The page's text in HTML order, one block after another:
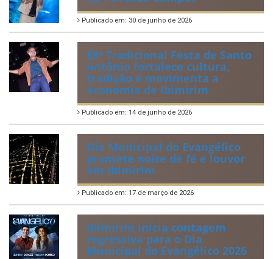
Publicado em: 30 de junho de 2026
88ª Tradicional Festa de Santo
Antônio fortalece cultura,
tradição e movimenta a
economia de Ibimirim
Publicado em: 14 de junho de 2026
Dia Municipal do Evangélico
promete noite de fé e louvor
em Ibimirim
Publicado em: 17 de março de 2026
Ibimirim inicia contagem
regressiva para o Dia
Municipal do Evangélico 2026